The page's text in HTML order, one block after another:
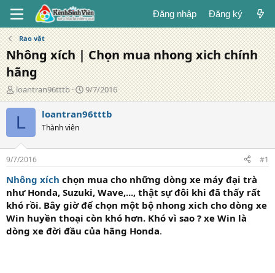
Đăng nhập Đăng ký
Rao vặt
Nhông xích | Chọn mua nhong xich chính
hãng
T
á
c
ả
loantran96tttb
N
g
à
g
9/7/2016
L loantran96tttb
Thành viên
9/7/2016 #1
Nhông xích chọn mua cho những dòng xe máy đại trà
như Honda, Suzuki, Wave,..., thật sự đôi khi đã thấy rất
khó rồi. Bây giờ để chọn một bộ nhong xich cho dòng xe
Win huyền thoại còn khó hơn. Khó vì sao ? xe Win là
dòng xe đời đầu của hãng Honda.